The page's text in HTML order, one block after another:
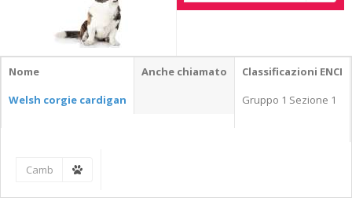
Nome
Welsh corgie cardigan
Anche chiamato
Classificazioni ENCI
Gruppo 1 Sezione 1